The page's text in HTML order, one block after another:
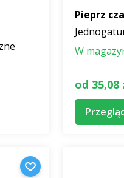
typowych zastosowań
zalecanego
Pieprz
W
od 35,08